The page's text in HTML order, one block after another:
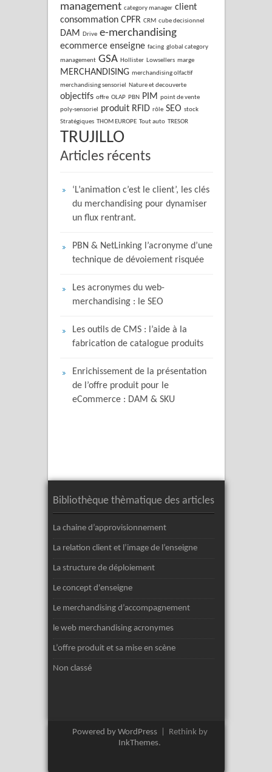
management category manager client
consommation CPFR CRM cube decisionnel
DAM Drive e-merchandising
ecommerce enseigne facing global category
management GSA Hollister Lowsellers marge
MERCHANDISING merchandising olfactif
merchandising sensoriel Nature et decouverte
objectifs offre OLAP PBN PIM point de vente
poly-sensoriel produit RFID rôle SEO stock
Stratégiques THOM EUROPE Tout auto TRESOR
TRUJILLO
Articles récents
‘L’animation c’est le client’, les clés
du merchandising pour dynamiser
un flux rentrant.
PBN & NetLinking l’acronyme d’une
technique de dévoiement risquée
Les acronymes du web-
merchandising : le SEO
Les outils de CMS : l’aide à la
fabrication de catalogue produits
Enrichissement de la présentation
de l’offre produit pour le
eCommerce : DAM & SKU
Bibliothèque thèmatique des articles
La chaine d’approvisionnement
La relation client et l’image de l’enseigne
La structure de déploiement
Le concept d'enseigne
Le merchandising d’accompagnement
le web merchandising acronymes
L’offre produit et sa mise en scène
Non classé
Powered by WordPress
Rethink by
InkThemes.